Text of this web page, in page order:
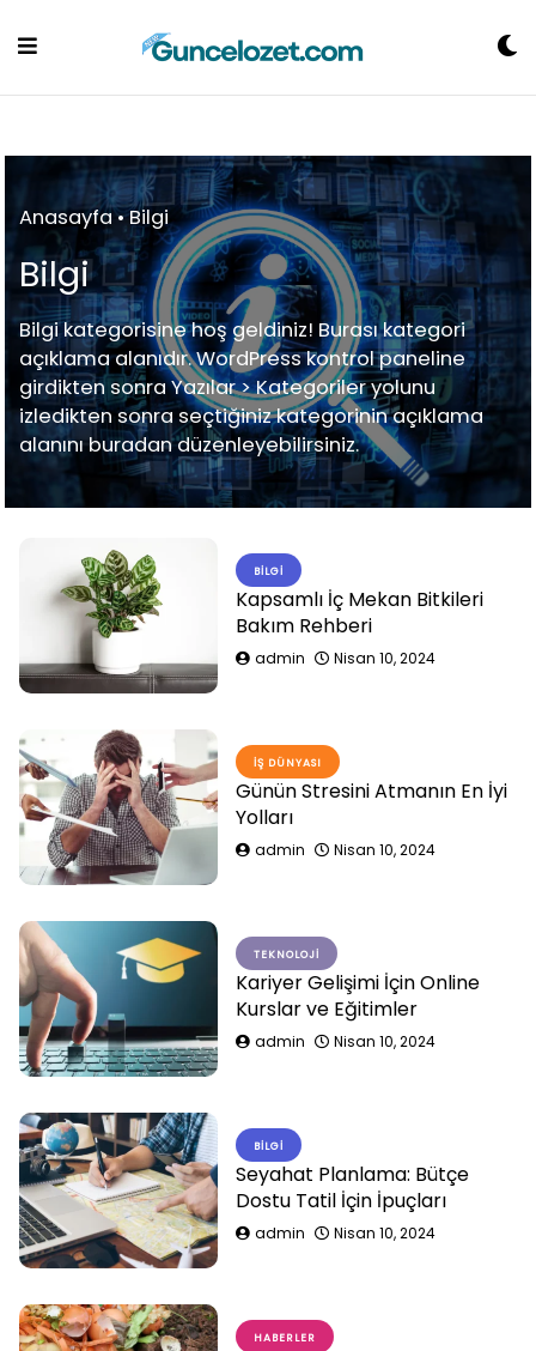
Anasayfa•Bilgi
Bilgi
Bilgi kategorisine hoş geldiniz! Burası kategori
açıklama alanıdır. WordPress kontrol paneline
girdikten sonra Yazılar > Kategoriler yolunu
izledikten sonra seçtiğiniz kategorinin açıklama
alanını buradan düzenleyebilirsiniz.
BILGI
Kapsamlı İç Mekan Bitkileri
Bakım Rehberi
admin Nisan 10, 2024
İŞ DÜNYASI
Günün Stresini Atmanın En İyi
Yolları
admin Nisan 10, 2024
TEKNOLOJI
Kariyer Gelişimi İçin Online
Kurslar ve Eğitimler
admin Nisan 10, 2024
BILGI
Seyahat Planlama: Bütçe
Dostu Tatil İçin İpuçları
admin Nisan 10, 2024
HABERLER